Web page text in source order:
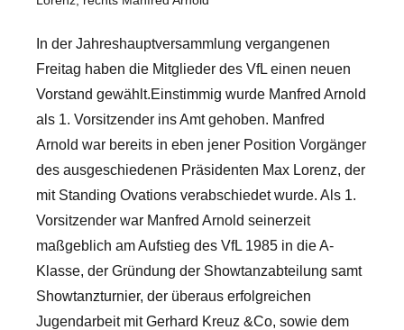
In der Jahreshauptversammlung vergangenen
Freitag haben die Mitglieder des VfL einen neuen
Vorstand gewählt.Einstimmig wurde Manfred Arnold
als 1. Vorsitzender ins Amt gehoben. Manfred
Arnold war bereits in eben jener Position Vorgänger
des ausgeschiedenen Präsidenten Max Lorenz, der
mit Standing Ovations verabschiedet wurde. Als 1.
Vorsitzender war Manfred Arnold seinerzeit
maßgeblich am Aufstieg des VfL 1985 in die A-
Klasse, der Gründung der Showtanzabteilung samt
Showtanzturnier, der überaus erfolgreichen
Jugendarbeit mit Gerhard Kreuz &Co, sowie dem